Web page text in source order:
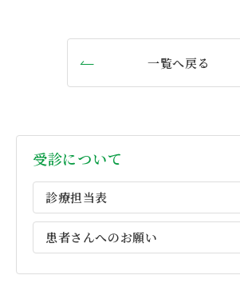
一覧へ戻る
受診について
診療担当表
患者さんへのお願い